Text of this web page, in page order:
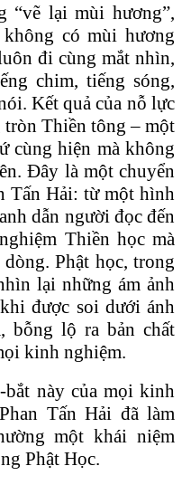
“vẽ lại mùi hương”,
có mùi hương
đi cùng mắt nhìn,
chim, tiếng sóng,
Kết quả của nỗ lực
Thiền tông – một
cùng hiện mà không
Đây là một chuyển
Tấn Hải: từ một hình
dẫn người đọc đến
Thiền học mà
Phật học, trong
lại những ám ảnh
được soi dưới ánh
bỗng lộ ra bản chất
kinh nghiệm.
bắt này của mọi kinh
Tấn Hải đã làm
một khái niệm
Phật Học.